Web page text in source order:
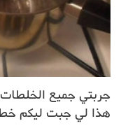
جربتي جميع
هذا لي جبت ليكم